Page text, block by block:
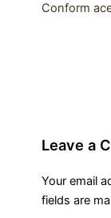
Conform
Leave a
Your email
fields are